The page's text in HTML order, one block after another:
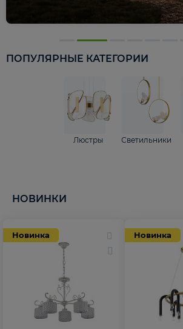
ПОПУЛЯРНЫЕ КАТЕГОРИИ
Люстры Светильники
НОВИНКИ
Новинка Новинка